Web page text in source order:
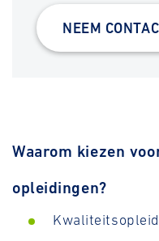
NEEM
Waarom kiezen
opleidingen?